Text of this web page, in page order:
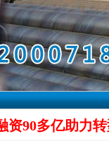
资90多亿助力